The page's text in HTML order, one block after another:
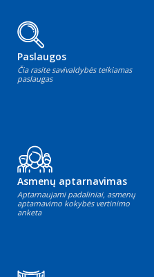
Paslaugos
Čia rasite savivaldybės teikiamas
paslaugas
Asmenų aptarnavimas
Aptarnaujami padaliniai, asmenų
aptarnavimo kokybės vertinimo
anketa